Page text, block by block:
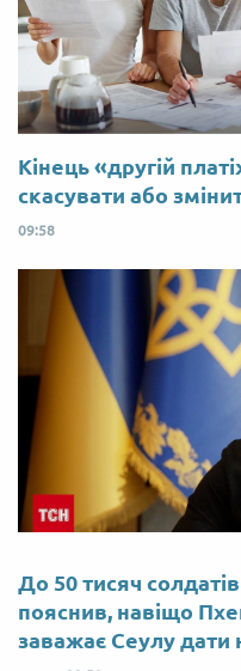
Кінець «другій
скасувати або
09:58
До 50 тисяч
пояснив, навіщо
заважає Сеулу